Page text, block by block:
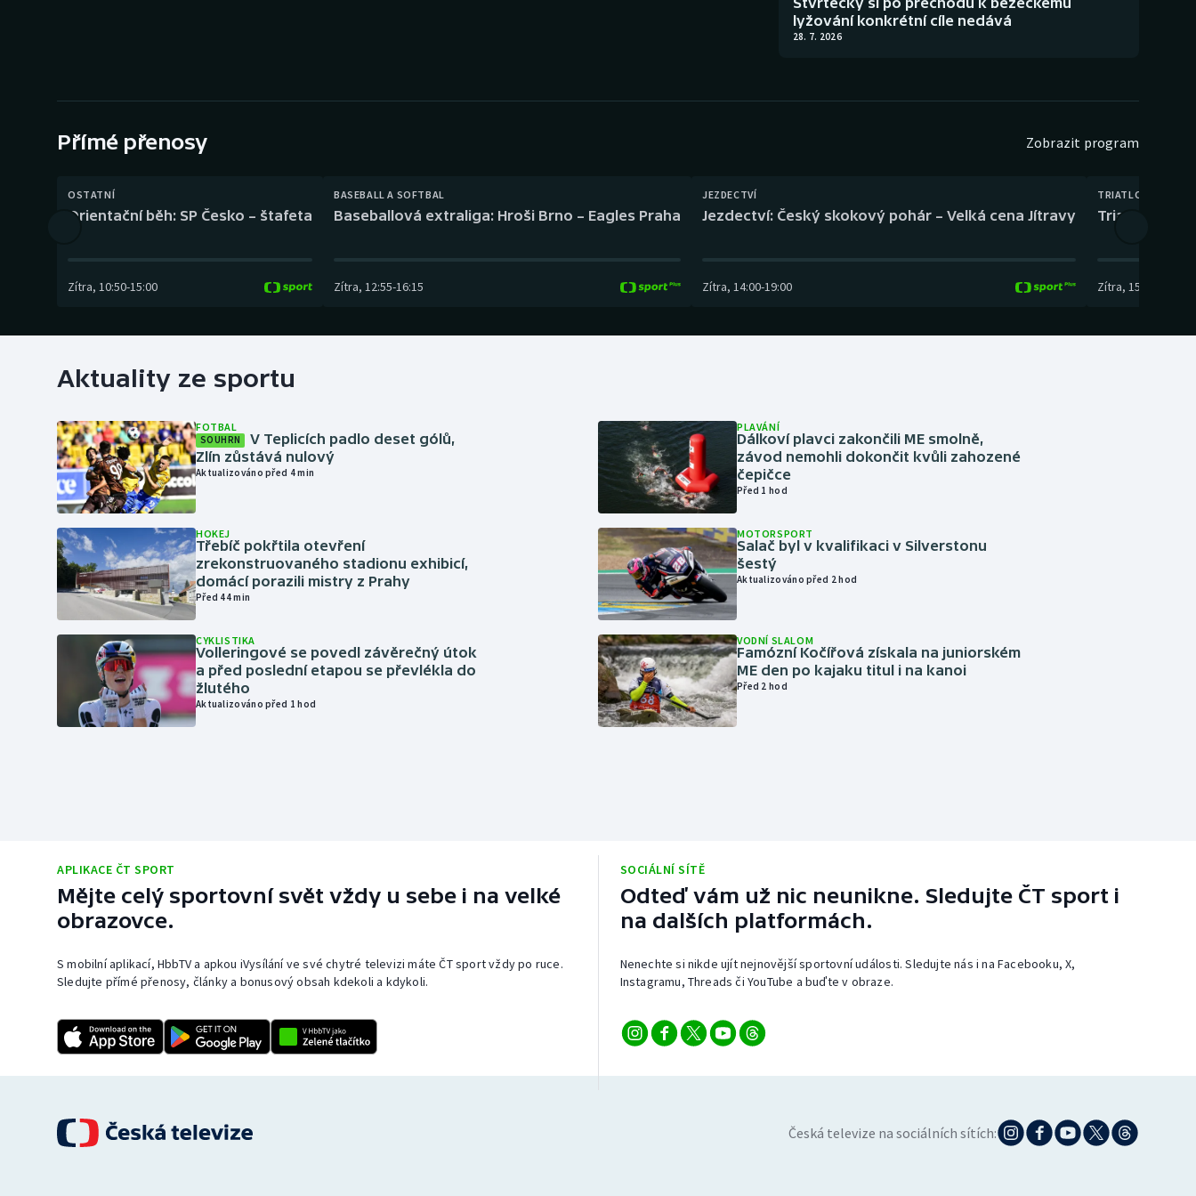
Gymnastika Plážový volejbal
lyžování konkrétní cíle nedává
28. 7. 2026
Přímé přenosy Zobrazit program
OSTATNÍ
Orientační běh: SP Česko – štafeta
Zítra, 10:50-15:00
BASEBALL A SOFTBAL
Baseballová extraliga: Hroši Brno – Eagles Praha
Zítra, 12:55-16:15
JEZDECTVÍ
Jezdectví: Český skokový pohár – Velká cena Jítravy
Zítra, 14:00-19:00
TRIATLON
Triatlon:
Zítra, 15:00
Aktuality ze sportu
FOTBAL
SOUHRN
V Teplicích padlo deset gólů,
Zlín zůstává nulový
Aktualizováno před 4 min
HOKEJ
Třebíč pokřtila otevření
zrekonstruovaného stadionu exhibicí,
domácí porazili mistry z Prahy
Před 44 min
CYKLISTIKA
Volleringové se povedl závěrečný útok
a před poslední etapou se převlékla do
žlutého
Aktualizováno před 1 hod
PLAVÁNÍ
Dálkoví plavci zakončili ME smolně,
závod nemohli dokončit kvůli zahozené
čepičce
Před 1 hod
MOTORSPORT
Salač byl v kvalifikaci v Silverstonu
šestý
Aktualizováno před 2 hod
VODNÍ SLALOM
Famózní Kočířová získala na juniorském
ME den po kajaku titul i na kanoi
Před 2 hod
APLIKACE ČT SPORT
Mějte celý sportovní svět vždy u sebe i na velké
obrazovce.
S mobilní aplikací, HbbTV a apkou iVysílání ve své chytré televizi máte ČT sport vždy po ruce.
Sledujte přímé přenosy, články a bonusový obsah kdekoli a kdykoli.
SOCIÁLNÍ SÍTĚ
Odteď vám už nic neunikne. Sledujte ČT sport i
na dalších platformách.
Nenechte si nikde ujít nejnovější sportovní události. Sledujte nás i na Facebooku, X,
Instagramu, Threads či YouTube a buďte v obraze.
Česká televize na sociálních sítích: